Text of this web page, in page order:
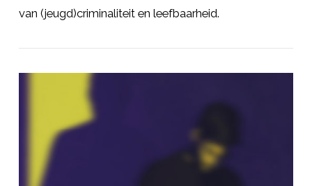
van (jeugd)criminaliteit en leefbaarheid.